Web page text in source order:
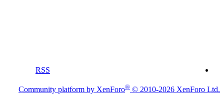
RSS
Community platform by XenForo® © 2010-2026 XenForo Ltd.